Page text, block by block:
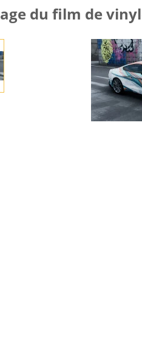
du film de